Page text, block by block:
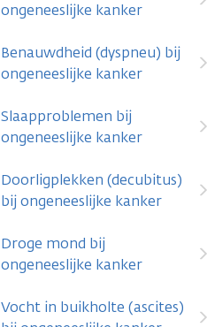
ongeneeslijke kanker
Benauwdheid (dyspneu) bij
ongeneeslijke kanker
Slaapproblemen bij
ongeneeslijke kanker
Doorligplekken (decubitus)
bij ongeneeslijke kanker
Droge mond bij
ongeneeslijke kanker
Vocht in buikholte (ascites)